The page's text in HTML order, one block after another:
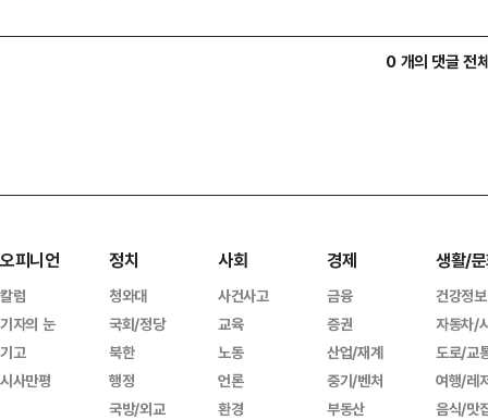
0 개의 댓글 전
오피니언
칼럼
기자의 눈
기고
시사만평
정치
청와대
국회/정당
북한
행정
국방/외교
사회
사건사고
교육
노동
언론
환경
경제
금융
증권
산업/재계
중기/벤처
부동산
생활/
건강정보
자동차/
도로/교
여행/레
음식/맛